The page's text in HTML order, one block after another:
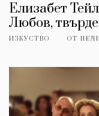
Елизабет
Любов,
ИЗКУСТВО ОТ
КАТЕГОРИИ
Подкасти
Изкуство